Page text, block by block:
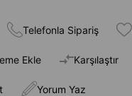
Telefonla Sipariş
Ekle Karşılaştır
Yorum Yaz